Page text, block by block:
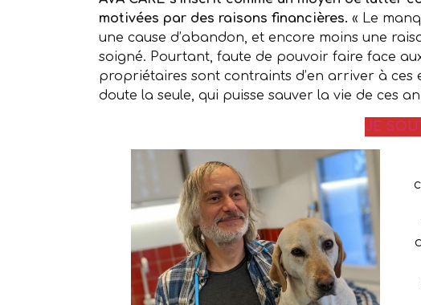
motivées par des raisons financières. « Le
une cause d’abandon, et encore moins une
soigné. Pourtant, faute de pouvoir faire face
propriétaires sont contraints d’en arriver à ces
doute la seule, qui puisse sauver la vie de ces
JE